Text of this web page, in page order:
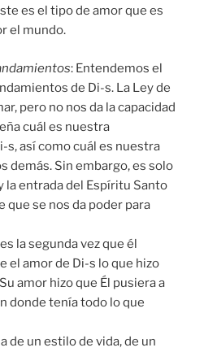
es el tipo de amor que es
el mundo.
: Entendemos el
de Di-s. La Ley de
pero no nos da la capacidad
cuál es nuestra
s, así como cuál es nuestra
demás. Sin embargo, es solo
la entrada del Espíritu Santo
que se nos da poder para
la segunda vez que él
el amor de Di-s lo que hizo
amor hizo que Él pusiera a
donde tenía todo lo que
de un estilo de vida, de un